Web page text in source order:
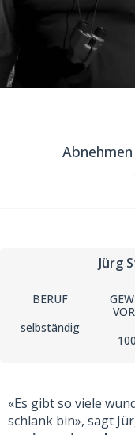
Jürg
BERUF
selbständig
«Es gibt so viele
schlank bin», sagt